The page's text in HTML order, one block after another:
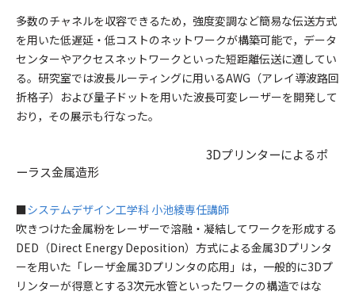
多数のチャネルを収容できるため，強度変調など簡易な伝送方式
を用いた低遅延・低コストのネットワークが構築可能で，データ
センターやアクセスネットワークといった短距離伝送に適してい
る。研究室では波長ルーティングに用いるAWG（アレイ導波路回
折格子）および量子ドットを用いた波長可変レーザーを開発して
おり，その展示も行なった。
3Dプリンターによるポ
ーラス金属造形
■システムデザイン工学科 小池綾専任講師
吹きつけた金属粉をレーザーで溶融・凝結してワークを形成する
DED（Direct Energy Deposition）方式による金属3Dプリンタ
ーを用いた「レーザ金属3Dプリンタの応用」は，一般的に3Dプ
リンターが得意とする3次元水管といったワークの構造ではな